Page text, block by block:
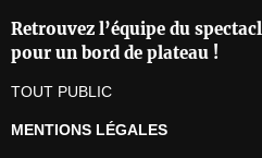
Retrouvez l’équipe du
pour un bord de plateau !
TOUT PUBLIC
MENTIONS LÉGALES